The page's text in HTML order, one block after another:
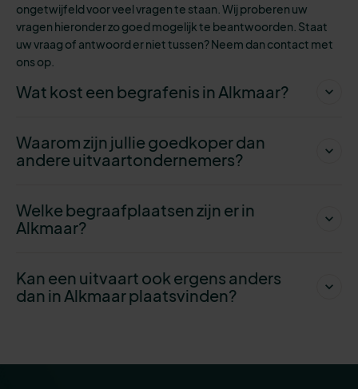
ongetwijfeld voor veel vragen te staan. Wij proberen uw
vragen hieronder zo goed mogelijk te beantwoorden. Staat
uw vraag of antwoord er niet tussen? Neem dan contact met
ons op.
Wat kost een begrafenis in Alkmaar?
Waarom zijn jullie goedkoper dan
andere uitvaartondernemers?
Welke begraafplaatsen zijn er in
Alkmaar?
Kan een uitvaart ook ergens anders
dan in Alkmaar plaatsvinden?